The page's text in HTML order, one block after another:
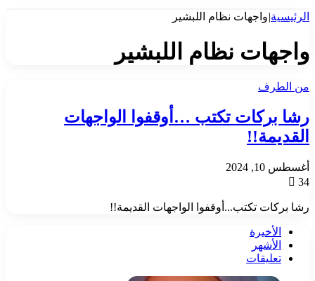
الرئيسية|واجهات نظام اللبشير
واجهات نظام اللبشير
من الطرف
رشا بركات تكتب …أوقفوا الواجهات
القديمة!!
أغسطس 10, 2024
34
رشا بركات تكتب...أوقفوا الواجهات القديمة!!
الأخيرة
الأشهر
تعليقات